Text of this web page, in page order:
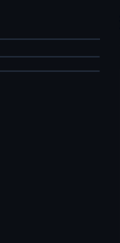
美国
2026-07-03
片
大陆